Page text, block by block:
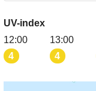
UV-index
12:00
4
13:00
4